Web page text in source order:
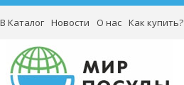
В Каталог Новости О нас Как купить?